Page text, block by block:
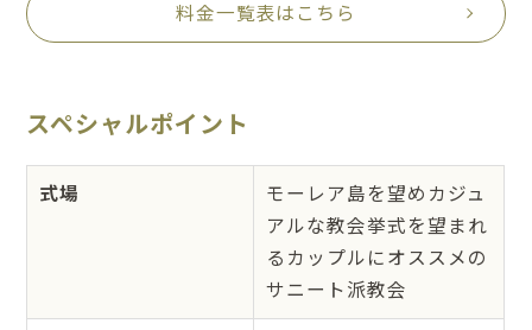
料金一覧表はこちら
スペシャルポイント
式場
モーレア島を望めカジュ
アルな教会挙式を望まれ
るカップルにオススメの
サニート派教会